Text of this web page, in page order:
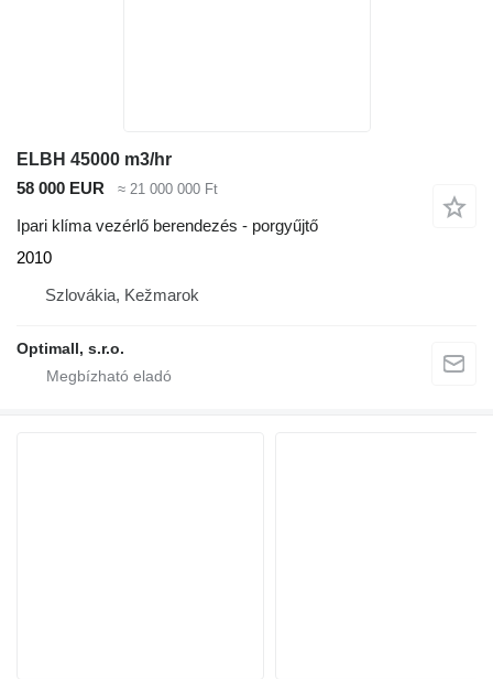
ELBH 45000 m3/hr
58 000 EUR
≈ 21 000 000 Ft
Ipari klíma vezérlő berendezés - porgyűjtő
2010
Szlovákia, Kežmarok
Optimall, s.r.o.